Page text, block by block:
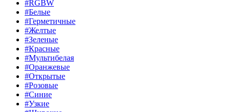
#RGBW
#Белые
#Герметичные
#Желтые
#Зеленые
#Красные
#Мультибелая
#Оранжевые
#Открытые
#Розовые
#Синие
#Узкие